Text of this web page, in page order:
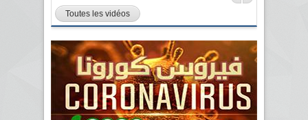
Toutes les vidéos